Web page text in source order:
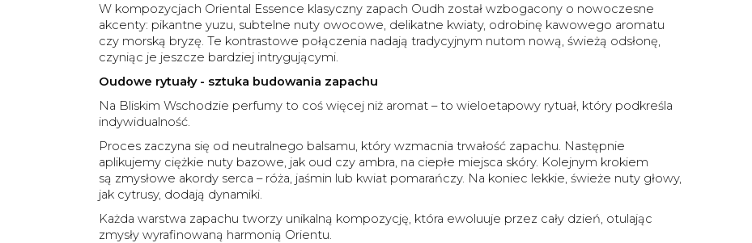
W kompozycjach Oriental Essence klasyczny zapach Oudh został wzbogacony o nowoczesne
akcenty: pikantne yuzu, subtelne nuty owocowe, delikatne kwiaty, odrobinę kawowego aromatu
czy morską bryzę. Te kontrastowe połączenia nadają tradycyjnym nutom nową, świeżą odsłonę,
czyniąc je jeszcze bardziej intrygującymi.
Oudowe rytuały - sztuka budowania zapachu
Na Bliskim Wschodzie perfumy to coś więcej niż aromat – to wieloetapowy rytuał, który podkreśla
indywidualność.
Proces zaczyna się od neutralnego balsamu, który wzmacnia trwałość zapachu. Następnie
aplikujemy ciężkie nuty bazowe, jak oud czy ambra, na ciepłe miejsca skóry. Kolejnym krokiem
są zmysłowe akordy serca – róża, jaśmin lub kwiat pomarańczy. Na koniec lekkie, świeże nuty głowy,
jak cytrusy, dodają dynamiki.
Każda warstwa zapachu tworzy unikalną kompozycję, która ewoluuje przez cały dzień, otulając
zmysły wyrafinowaną harmonią Orientu.